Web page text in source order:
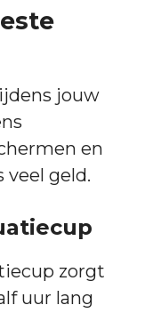
jouw
en
veel geld.
zorgt
uur lang